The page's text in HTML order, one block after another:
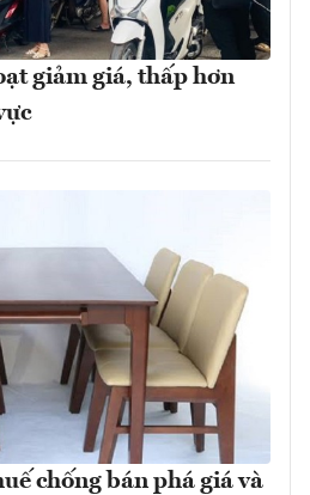
giảm giá, thấp hơn
chống bán phá giá và